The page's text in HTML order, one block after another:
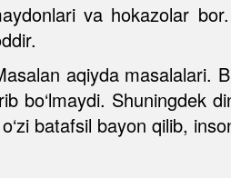
va hokazolar
aqiyda masalalari.
bo‘lmaydi. Shuningdek
batafsil bayon qilib,